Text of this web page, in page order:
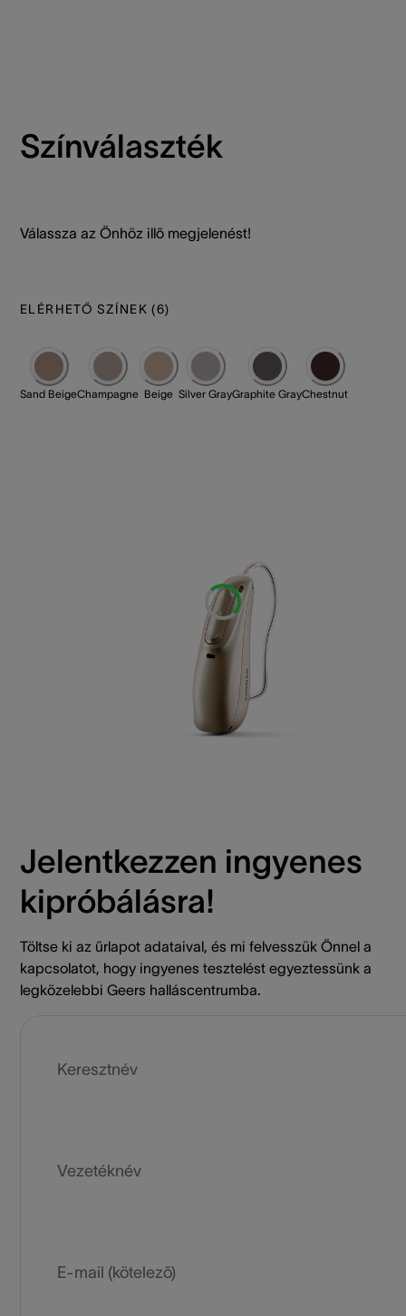
Színválaszték
Válassza az Önhöz illő megjelenést!
ELÉRHETŐ SZÍNEK (6)
Sand BeigeChampagne Beige Silver GrayGraphite GrayChestnut
Loading...
Jelentkezzen ingyenes
kipróbálásra!
Töltse ki az űrlapot adataival, és mi felvesszük Önnel a
kapcsolatot, hogy ingyenes tesztelést egyeztessünk a
legközelebbi Geers halláscentrumba.
Keresztnév
Vezetéknév
E-mail (kötelező)